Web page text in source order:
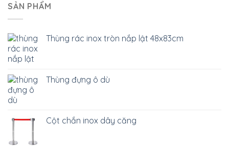
SẢN PHẨM
Thùng rác inox tròn nắp lật 48x83cm
Thùng đựng ô dù
Cột chắn inox dây căng